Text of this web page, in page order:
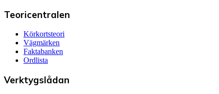
Teoricentralen
Körkortsteori
Vägmärken
Faktabanken
Ordlista
Verktygslådan